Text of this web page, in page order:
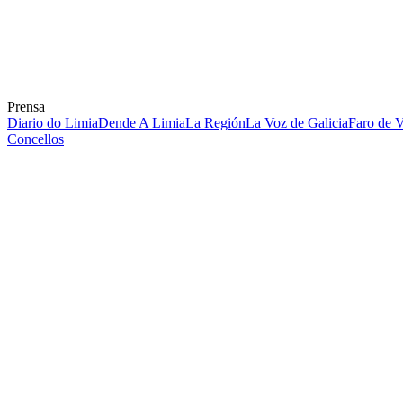
Prensa
Diario do LimiaDende A LimiaLa RegiónLa Voz de GaliciaFaro de
Concellos